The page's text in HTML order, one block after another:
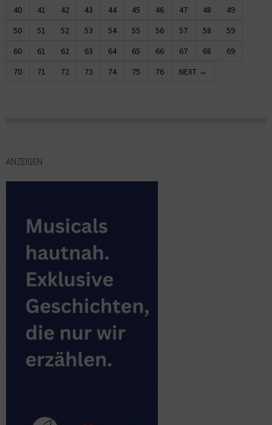
40
41 42 43 44 45 46 47 48
49
50
51 52 53 54 55 56 57 58
59
60
61 62 63 64 65 66 67 68
69
70
71 72 73 74 75 76 NEXT →
ANZEIGEN